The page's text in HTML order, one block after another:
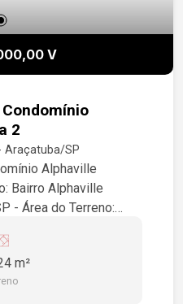
V
2
Araçatuba/SP
Alphaville
- Área do Terreno:
mais
para construção de
oferece
m²